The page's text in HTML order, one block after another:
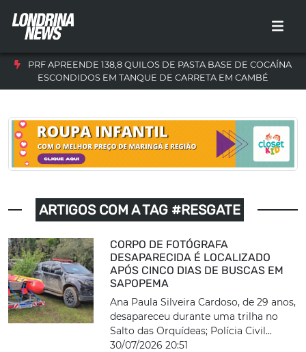
PRF APREENDE 138,8 QUILOS DE PASTA BASE DE COCAÍNA
ESCONDIDOS EM TANQUE DE CARRETA EM CAMBÉ
ARTIGOS COM A TAG #RESGATE
CORPO DE FOTÓGRAFA
DESAPARECIDA É LOCALIZADO
APÓS CINCO DIAS DE BUSCAS EM
SAPOPEMA
Ana Paula Silveira Cardoso, de 29 anos,
desapareceu durante uma trilha no
Salto das Orquídeas; Polícia Civil...
30/07/2026 20:51